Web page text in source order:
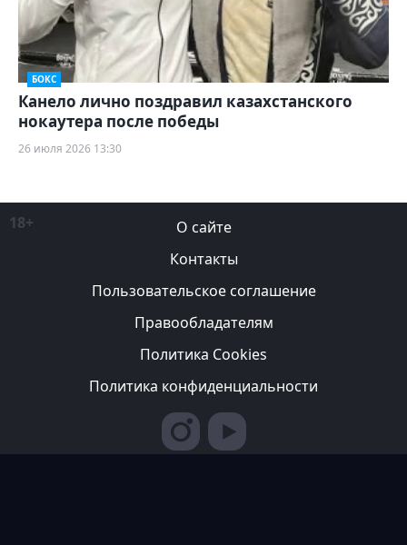
БОКС
Канело лично поздравил казахстанского
нокаутера после победы
26 июля 2026 13:30
18+
О сайте
Контакты
Пользовательское соглашение
Правообладателям
Политика Cookies
Политика конфиденциальности